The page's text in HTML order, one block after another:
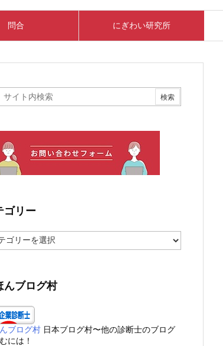
問合 にぎわい研究所
ゴリー
んブログ村
ブログ村 日本ブログ村〜他の診断士のブログ
には！